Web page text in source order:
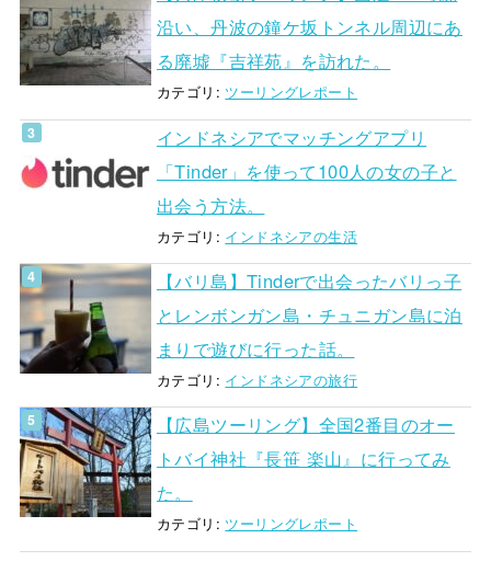
沿い、丹波の鐘ケ坂トンネル周辺にあ
る廃墟『吉祥苑』を訪れた。
カテゴリ: ツーリングレポート
インドネシアでマッチングアプリ
「Tinder」を使って100人の女の子と
出会う方法。
カテゴリ: インドネシアの生活
【バリ島】Tinderで出会ったバリっ子
とレンボンガン島・チュニガン島に泊
まりで遊びに行った話。
カテゴリ: インドネシアの旅行
【広島ツーリング】全国2番目のオー
トバイ神社『長笹 楽山』に行ってみ
た。
カテゴリ: ツーリングレポート